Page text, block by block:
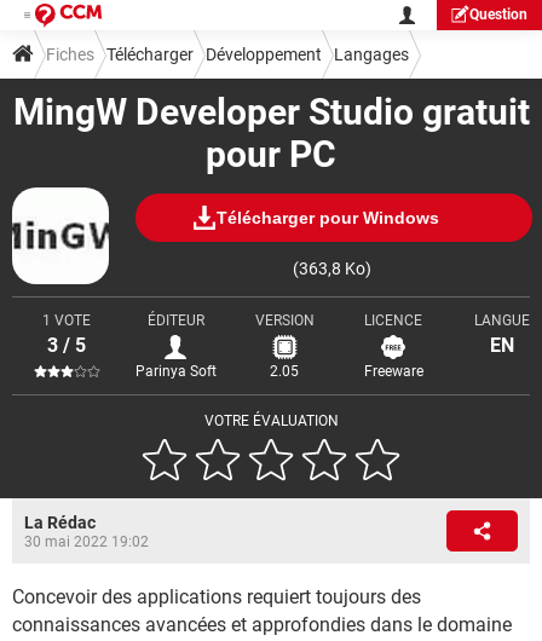
Question
MingW Developer Studio gratuit
pour PC
Télécharger pour Windows
(363,8 Ko)
VOTRE ÉVALUATION
1 VOTE
3 / 5
ÉDITEUR
Parinya Soft
VERSION
2.05
LICENCE
Freeware
LANGUE
EN
Fiches Télécharger Développement Langages
La Rédac
30 mai 2022 19:02
Concevoir des applications requiert toujours des
connaissances avancées et approfondies dans le domaine